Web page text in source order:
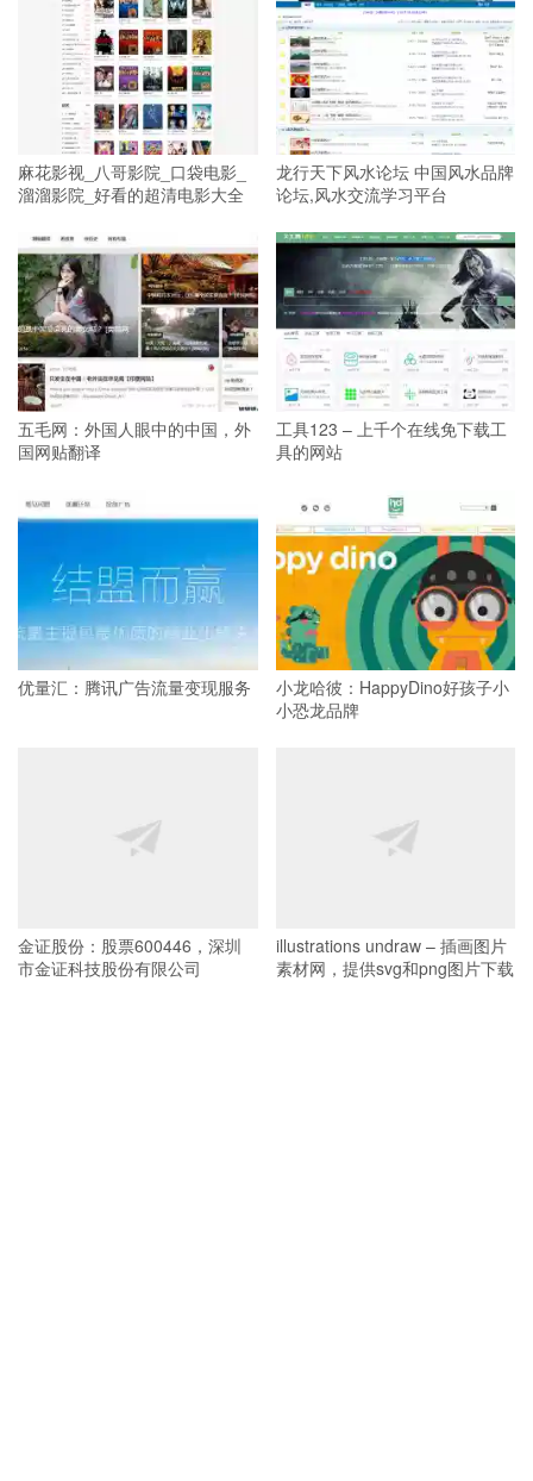
麻花影视_八哥影院_口袋电影_
溜溜影院_好看的超清电影大全
龙行天下风水论坛 中国风水品牌
论坛,风水交流学习平台
五毛网：外国人眼中的中国，外
国网贴翻译
工具123 – 上千个在线免下载工
具的网站
优量汇：腾讯广告流量变现服务
小龙哈彼：HappyDino好孩子小
小恐龙品牌
金证股份：股票600446，深圳
市金证科技股份有限公司
illustrations undraw – 插画图片
素材网，提供svg和png图片下载